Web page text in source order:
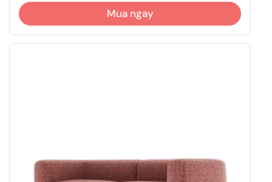
Mua ngay